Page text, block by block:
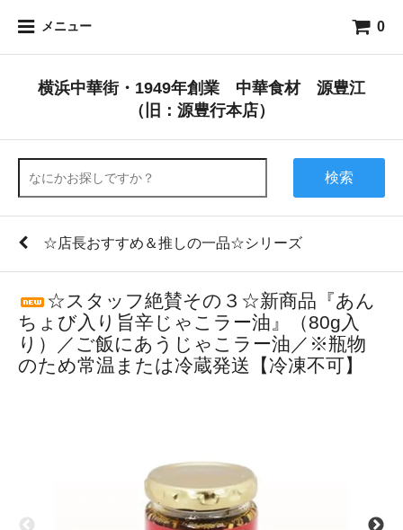
メニュー 0
横浜中華街・1949年創業 中華食材 源豊江
（旧：源豊行本店）
検索
☆店長おすすめ＆推しの一品☆シリーズ
☆スタッフ絶賛その３☆新商品『あん
ちょび入り旨辛じゃこラー油』（80g入
り）／ご飯にあうじゃこラー油／※瓶物
のため常温または冷蔵発送【冷凍不可】